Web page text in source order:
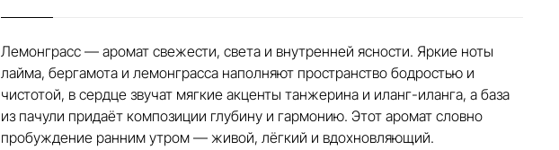
Лемонграсс — аромат свежести, света и внутренней ясности. Яркие ноты
лайма, бергамота и лемонграсса наполняют пространство бодростью и
чистотой, в сердце звучат мягкие акценты танжерина и иланг-иланга, а база
из пачули придаёт композиции глубину и гармонию. Этот аромат словно
пробуждение ранним утром — живой, лёгкий и вдохновляющий.